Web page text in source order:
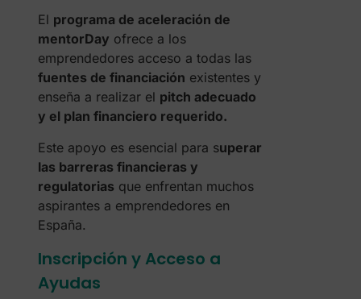
El programa de aceleración de
mentorDay ofrece a los
emprendedores acceso a todas las
fuentes de financiación existentes y
enseña a realizar el pitch adecuado
y el plan financiero requerido.
Este apoyo es esencial para superar
las barreras financieras y
regulatorias que enfrentan muchos
aspirantes a emprendedores en
España.
Inscripción y Acceso a
Ayudas